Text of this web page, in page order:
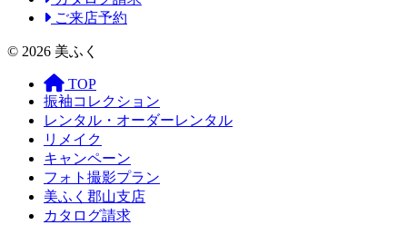
ご来店予約
© 2026 美ふく
TOP
振袖コレクション
レンタル・オーダーレンタル
リメイク
キャンペーン
フォト撮影プラン
美ふく郡山支店
カタログ請求